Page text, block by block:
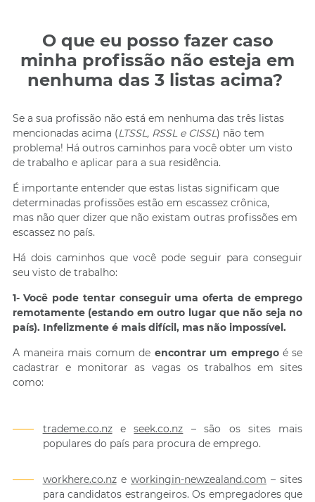
O que eu posso fazer caso
minha profissão não esteja em
nenhuma das 3 listas acima?
Se a sua profissão não está em nenhuma das três listas
mencionadas acima (LTSSL, RSSL e CISSL) não tem
problema! Há outros caminhos para você obter um visto
de trabalho e aplicar para a sua residência.
É importante entender que estas listas significam que
determinadas profissões estão em escassez crônica,
mas não quer dizer que não existam outras profissões em
escassez no país.
Há dois caminhos que você pode seguir para conseguir
seu visto de trabalho:
1- Você pode tentar conseguir uma oferta de emprego
remotamente (estando em outro lugar que não seja no
país). Infelizmente é mais difícil, mas não impossível.
A maneira mais comum de encontrar um empregoé se
cadastrar e monitorar as vagas os trabalhos em sites
como:
trademe.co.nzeseek.co.nz – são os sites mais
populares do país para procura de emprego.
workhere.co.nze workingin-newzealand.com – sites
para candidatos estrangeiros. Os empregadores que